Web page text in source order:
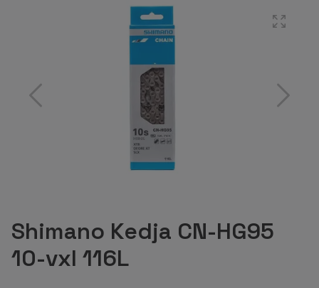
Shimano Kedja CN-HG95
10-vxl 116L